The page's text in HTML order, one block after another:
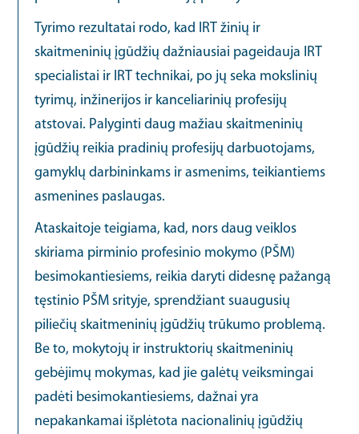
Tyrimo rezultatai rodo, kad IRT žinių ir
skaitmeninių įgūdžių dažniausiai pageidauja IRT
specialistai ir IRT technikai, po jų seka mokslinių
tyrimų, inžinerijos ir kanceliarinių profesijų
atstovai. Palyginti daug mažiau skaitmeninių
įgūdžių reikia pradinių profesijų darbuotojams,
gamyklų darbininkams ir asmenims, teikiantiems
asmenines paslaugas.
Ataskaitoje teigiama, kad, nors daug veiklos
skiriama pirminio profesinio mokymo (PŠM)
besimokantiesiems, reikia daryti didesnę pažangą
tęstinio PŠM srityje, sprendžiant suaugusių
piliečių skaitmeninių įgūdžių trūkumo problemą.
Be to, mokytojų ir instruktorių skaitmeninių
gebėjimų mokymas, kad jie galėtų veiksmingai
padėti besimokantiesiems, dažnai yra
nepakankamai išplėtota nacionalinių įgūdžių